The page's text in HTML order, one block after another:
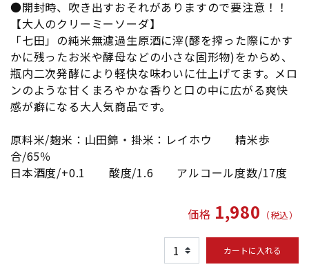
●開封時、吹き出すおそれがありますので要注意！！
【大人のクリーミーソーダ】
「七田」の純米無濾過生原酒に滓(醪を搾った際にかす
かに残ったお米や酵母などの小さな固形物)をからめ、
瓶内二次発酵により軽快な味わいに仕上げてます。メロ
ンのような甘くまろやかな香りと口の中に広がる爽快
感が癖になる大人気商品です。
原料米/麹米：山田錦・掛米：レイホウ 精米歩
合/65％
日本酒度/+0.1 酸度/1.6 アルコール度数/17度
価格 1,980 （税込）
カートに入れる